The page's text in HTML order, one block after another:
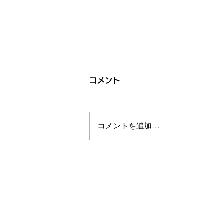
日経BizGateひらめきブック
コメント
コメントを追加…